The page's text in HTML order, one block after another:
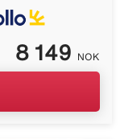
8 149 NOK